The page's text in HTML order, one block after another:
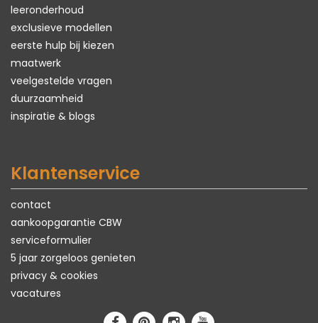
leeronderhoud
exclusieve modellen
eerste hulp bij kiezen
maatwerk
veelgestelde vragen
duurzaamheid
inspiratie & blogs
Klantenservice
contact
aankoopgarantie CBW
serviceformulier
5 jaar zorgeloos genieten
privacy & cookies
vacatures